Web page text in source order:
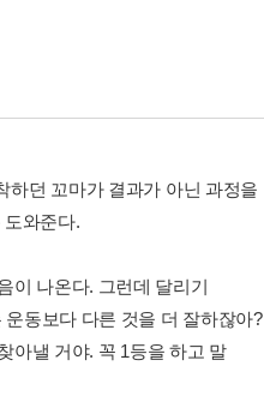
하던 꼬마가 결과가 아닌 과정을
와준다.
이 나온다. 그런데 달리기
동보다 다른 것을 더 잘하잖아?
아낼 거야. 꼭 1등을 하고 말